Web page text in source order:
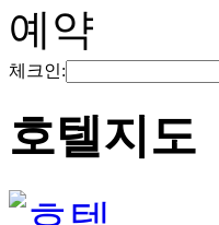
예약
체크인:
호텔지도